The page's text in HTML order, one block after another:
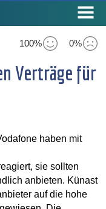
100% 0%
Verträge für
haben mit
sie sollten
anbieten. Künast
auf die hohe